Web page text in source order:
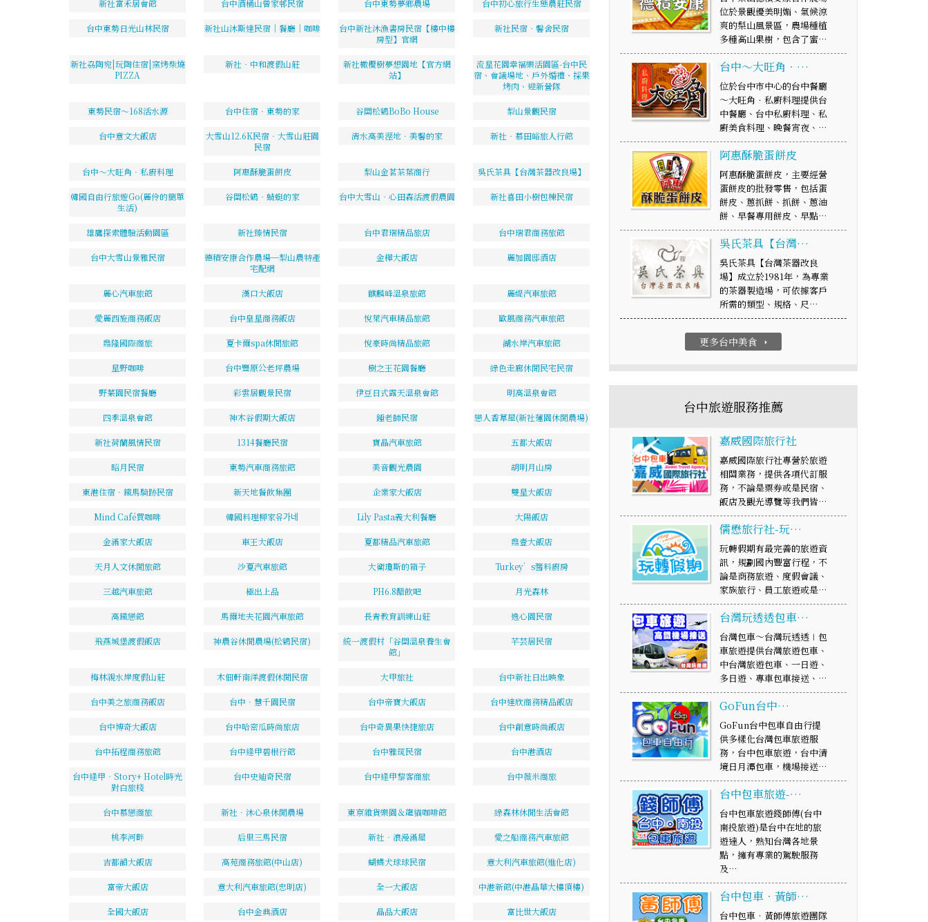
新社富禾居會館 台中酒桶山曾家邨民宿 台中東勢夢鄉農場 台中初心旅行生態農莊民宿
台中東勢日光山林民宿 新社山沐斯達民宿｜餐廳｜咖啡
台中新社沐漁書房民宿【樓中樓
房型】官網
新社民宿‧馨舍民宿
新社劦陶宛|玩陶住宿|窯烤柴燒
PIZZA
新社‧中和渡假山莊
新社橄欖樹夢想園地【官方網
站】
流星花園幸福樂活園區-台中民
宿、會議場地、戶外婚禮、採果
烤肉、迎新營隊
東勢民宿～168活水源 台中住宿．東勢的家 谷關松鶴BoBo House 梨山景觀民宿
台中意文大飯店
大雪山12.6K民宿‧大雪山莊園
民宿
清水高美溼地．美馨的家 新社‧慕田峪旅人行館
台中～大旺角．私廚料理 阿惠酥脆蛋餅皮 梨山金茗茶葉商行 吳氏茶具【台灣茶器改良場】
韓國自由行旅遊Go(麗伶的簡單
生活)
谷關松鶴‧蜻蜓的家 台中大雪山‧心田森活渡假農園 新社喜田小樹包棟民宿
雄鷹探索體驗活動園區 新社臻情民宿 台中君瑞精品旅店 台中瑞君商務旅館
台中大雪山景雅民宿
德積安康合作農場─梨山農特產
宅配網
金樺大飯店 麗加園邸酒店
麗心汽車旅館 漢口大飯店 麒麟峰溫泉旅館 麗緹汽車旅館
愛麗西施商務飯店 台中皇星商務飯店 悅萊汽車精品旅館 歐風商務汽車旅館
鼎隆國際商旅 夏卡爾spa休閒旅館 悅豪時尚精品旅館 湖水岸汽車旅館
星野咖啡 台中豐原公老坪農場 樹之王花園餐廳 綠色走廊休閒民宅民宿
野菜園民宿餐廳 彩雲居觀景民宿 伊豆日式露天溫泉會館 明高溫泉會館
四季溫泉會館 神木谷假期大飯店 鍾老師民宿 戀人香草屋(新社蓮園休閒農場)
新社荷蘭風情民宿 1314餐廳民宿 寶晶汽車旅館 五都大飯店
昭月民宿 東勢汽車商務旅館 美音觀光農園 胡明月山房
東港住宿‧鐵馬騎跡民宿 新天地餐飲集團 企業家大飯店 雙星大飯店
Mind Café買咖啡 韓國料理柳家유가네 Lily Pasta義大利餐廳 大陽飯店
金滿家大飯店 車王大飯店 夏都精品汽車旅館 鼎壹大飯店
天月人文休閒旅館 沙夏汽車旅館 大衛瓊斯的箱子 Turkey’s醬料廚房
三越汽車旅館 極出上品 PH6.8醋飲吧 月光森林
高鐵戀館 馬爾地夫花園汽車旅館 長青教育訓練山莊 逸心園民宿
飛燕城堡渡假飯店 神農谷休閒農場(松鶴民宿)
統一渡假村「谷關溫泉養生會
館」
芊芸居民宿
梅林親水岸度假山莊 木佃軒南洋渡假休閒民宿 大甲旅社 台中新社日出映象
台中美之旅商務飯店 台中．慧千園民宿 台中帝寶大飯店 台中達欣商務精品飯店
台中博奇大飯店 台中哈密瓜時尚旅店 台中奇異果快捷旅店 台中創意時尚飯店
台中拓程商務旅館 台中逢甲碧根行館 台中雅筑民宿 台中港酒店
台中逢甲‧Story+ Hotel時光
對白旅棧
台中史迪奇民宿 台中逢甲黎客商旅 台中薇米商旅
台中慕戀商旅 新社．沐心泉休閒農場 東京雜貨樂園＆龍貓咖啡館 綠森林休閒生活會館
桃李河畔 后里三馬民宿 新社‧浪漫滿屋 愛之船商務汽車旅館
吉都韻大飯店 高苑商務旅館(中山店) 蝴蝶犬球球民宿 意大利汽車旅館(進化店)
富帝大飯店 意大利汽車旅館(忠明店) 全一大飯店 中港新館(中港晶華大樓頂樓)
全國大飯店 台中金典酒店 晶品大飯店 富比世大飯店
位於景觀優美明媚、氣候涼
爽的梨山風景區，農場種植
多種高山果樹，包含了蜜…
台中～大旺角．…
位於台中市中心的台中餐廳
～大旺角．私廚料理提供台
中餐廳、台中私廚料理、私
廚美食料理、晚餐宵夜、…
阿惠酥脆蛋餅皮
阿惠酥脆蛋餅皮，主要經營
蛋餅皮的批發零售，包括蛋
餅皮、蔥抓餅、抓餅、蔥油
餅、早餐專用餅皮、早點…
吳氏茶具【台灣…
吳氏茶具【台灣茶器改良
場】成立於1981年，為專業
的茶器製造場，可依據客戶
所需的類型、規格、尺…
更多台中美食 arrow_right
台中旅遊服務推薦
嘉威國際旅行社
嘉威國際旅行社專營於旅遊
相關業務，提供各項代訂服
務，不論是票券或是民宿、
飯店及觀光導覽等我們皆…
儒懋旅行社-玩…
玩轉假期有最完善的旅遊資
訊，規劃國內豐富行程，不
論是商務旅遊、度假會議、
家族旅行、員工旅遊或是…
台灣玩透透包車…
台灣包車～台灣玩透透∣包
車旅遊提供台灣旅遊包車、
中台灣旅遊包車、一日遊、
多日遊、專車包車接送、…
GoFun台中…
GoFun台中包車自由行提
供多樣化台灣包車旅遊服
務，台中包車旅遊，台中清
境日月潭包車，機場接送…
台中包車旅遊-…
台中包車旅遊錢師傅(台中
南投旅遊)是台中在地的旅
遊達人，熟知台灣各地景
點，擁有專業的駕駛服務
及…
台中包車‧黃師…
台中包車‧黃師傅旅遊團隊